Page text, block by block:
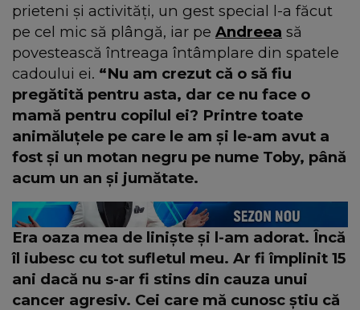
prieteni și activități, un gest special l-a făcut
pe cel mic să plângă, iar pe Andreea să
povestească întreaga întâmplare din spatele
cadoului ei. “Nu am crezut că o să fiu
pregătită pentru asta, dar ce nu face o
mamă pentru copilul ei? Printre toate
animăluțele pe care le am și le-am avut a
fost și un motan negru pe nume Toby, până
acum un an și jumătate.
Era oaza mea de liniște și l-am adorat. Încă
îl iubesc cu tot sufletul meu. Ar fi împlinit 15
ani dacă nu s-ar fi stins din cauza unui
cancer agresiv. Cei care mă cunosc știu că